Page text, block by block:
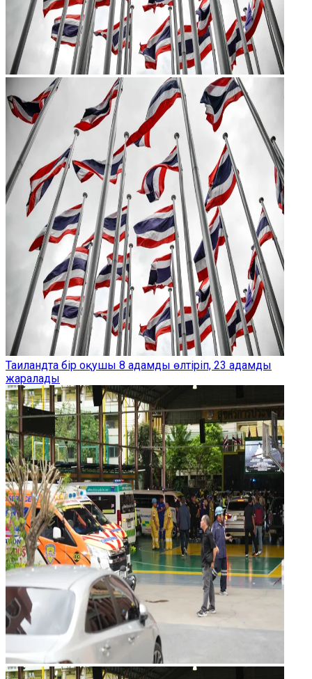
Таиландта бір оқушы 8 адамды өлтіріп, 23 адамды
жаралады